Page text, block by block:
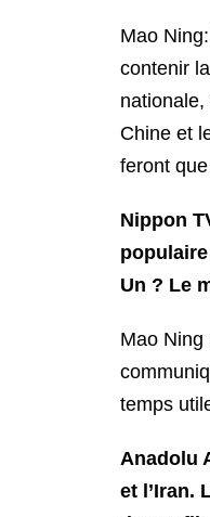
Mao
contenir
Chine et
feront
Nippon
Un ? Le
Mao Ning
temps
Anadolu
et l’Iran.